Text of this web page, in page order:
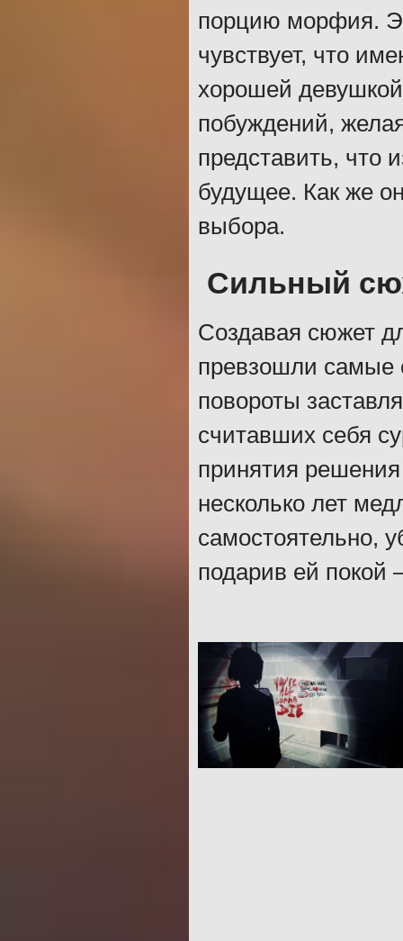
порцию морфия.
чувствует, что
хорошей
побуждений,
представить, что
будущее. Как же
выбора.
Сильный
Создавая сюжет
превзошли самые
повороты
считавших себя
принятия
несколько лет
самостоятельно,
подарив ей покой